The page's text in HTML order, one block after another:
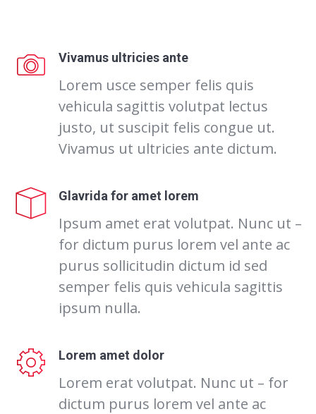
Vivamus ultricies ante
Lorem usce semper felis quis
vehicula sagittis volutpat lectus
justo, ut suscipit felis congue ut.
Vivamus ut ultricies ante dictum.
Glavrida for amet lorem
Ipsum amet erat volutpat. Nunc ut –
for dictum purus lorem vel ante ac
purus sollicitudin dictum id sed
semper felis quis vehicula sagittis
ipsum nulla.
Lorem amet dolor
Lorem erat volutpat. Nunc ut – for
dictum purus lorem vel ante ac